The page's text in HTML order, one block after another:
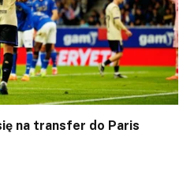
na transfer do Paris